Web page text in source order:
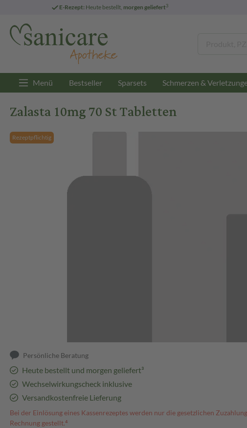
E-Rezept: Heute bestellt, morgen geliefert3
Menü Bestseller Sparsets Schmerzen &
Zalasta 10mg 70 St Tabletten
Rezeptpflichtig
Persönliche Beratung
Heute bestellt und morgen geliefert³
Wechselwirkungscheck inklusive
Versandkostenfreie Lieferung
Bei der Einlösung eines Kassenrezeptes werden nur die gesetzlichen
Rechnung gestellt.⁴